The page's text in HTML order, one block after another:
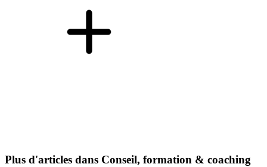
Plus d'articles dans Conseil, formation & coaching